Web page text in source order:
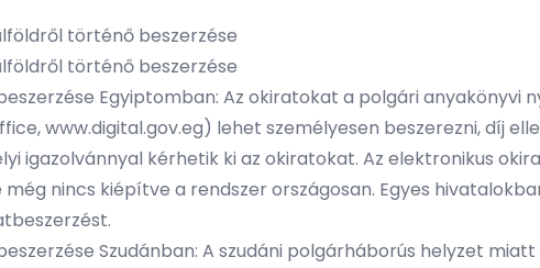
történő beszerzése
történő beszerzése
Egyiptomban: Az okiratokat a polgári
www.digital.gov.eg) lehet személyesen beszerezni, díj
igazolvánnyal kérhetik ki az okiratokat. Az elektronikus
nincs kiépítve a rendszer országosan. Egyes
Szudánban: A szudáni polgárháborús helyzet